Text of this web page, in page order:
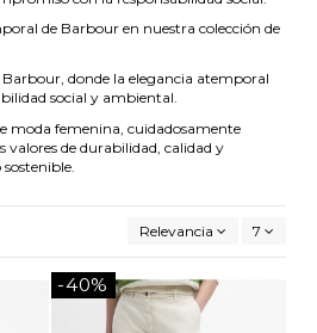
de Barbour en nuestra colección de
donde la elegancia atemporal
social y ambiental.
moda femenina, cuidadosamente
valores de durabilidad, calidad y
Relevancia 7
-40%